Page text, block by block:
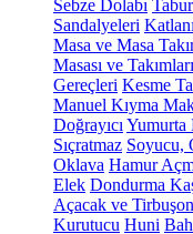
Sebze Dolabı
Sandalyeleri
Masa ve Masa
Masası ve Takımları
Gereçleri Kesme
Manuel Kıyma
Doğrayıcı Yumurta
Sıçratmaz Soyucu,
Oklava Hamur
Elek Dondurma
Açacak ve Tirbuşon
Kurutucu Huni